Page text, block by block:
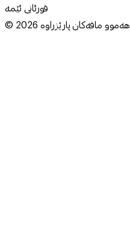
قورئانی ئێمە
© 2026هەموو مافەکان پارێزراوە